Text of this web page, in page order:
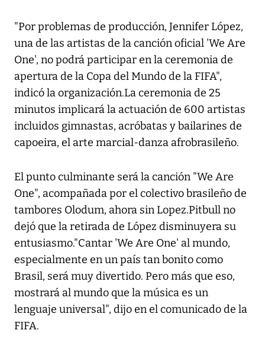
"Por problemas de producción, Jennifer López,
una de las artistas de la canción oficial 'We Are
One', no podrá participar en la ceremonia de
apertura de la Copa del Mundo de la FIFA",
indicó la organización.La ceremonia de 25
minutos implicará la actuación de 600 artistas
incluidos gimnastas, acróbatas y bailarines de
capoeira, el arte marcial-danza afrobrasileño.
El punto culminante será la canción "We Are
One", acompañada por el colectivo brasileño de
tambores Olodum, ahora sin Lopez.Pitbull no
dejó que la retirada de López disminuyera su
entusiasmo."Cantar 'We Are One' al mundo,
especialmente en un país tan bonito como
Brasil, será muy divertido. Pero más que eso,
mostrará al mundo que la música es un
lenguaje universal", dijo en el comunicado de la
FIFA.